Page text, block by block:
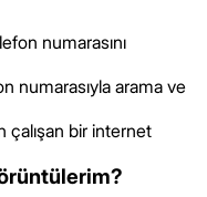
numarasını
numarasıyla arama ve
çalışan bir internet